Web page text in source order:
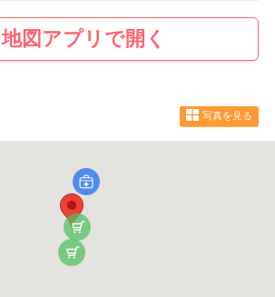
地図アプリで開く
写真を見る